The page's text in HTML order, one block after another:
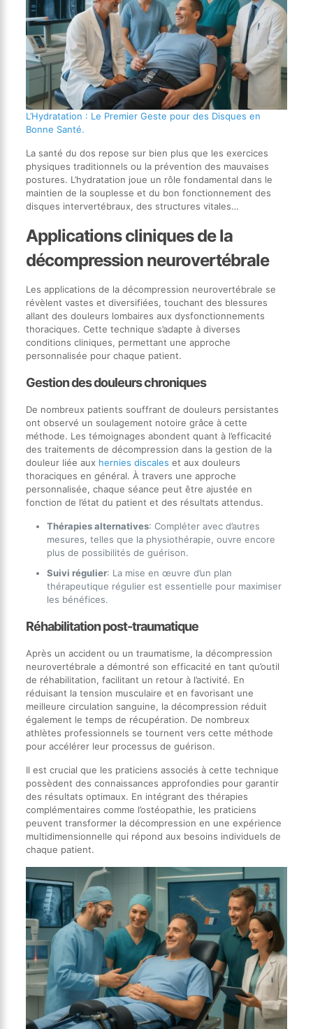
L’Hydratation : Le Premier Geste pour des Disques en
Bonne Santé.
La santé du dos repose sur bien plus que les exercices
physiques traditionnels ou la prévention des mauvaises
postures. L’hydratation joue un rôle fondamental dans le
maintien de la souplesse et du bon fonctionnement des
disques intervertébraux, des structures vitales…
Applications cliniques de la
décompression neurovertébrale
Les applications de la décompression neurovertébrale se
révèlent vastes et diversifiées, touchant des blessures
allant des douleurs lombaires aux dysfonctionnements
thoraciques. Cette technique s’adapte à diverses
conditions cliniques, permettant une approche
personnalisée pour chaque patient.
Gestion des douleurs chroniques
De nombreux patients souffrant de douleurs persistantes
ont observé un soulagement notoire grâce à cette
méthode. Les témoignages abondent quant à l’efficacité
des traitements de décompression dans la gestion de la
douleur liée aux hernies discales et aux douleurs
thoraciques en général. À travers une approche
personnalisée, chaque séance peut être ajustée en
fonction de l’état du patient et des résultats attendus.
Thérapies alternatives: Compléter avec d’autres
mesures, telles que la physiothérapie, ouvre encore
plus de possibilités de guérison.
Suivi régulier: La mise en œuvre d’un plan
thérapeutique régulier est essentielle pour maximiser
les bénéfices.
Réhabilitation post-traumatique
Après un accident ou un traumatisme, la décompression
neurovertébrale a démontré son efficacité en tant qu’outil
de réhabilitation, facilitant un retour à l’activité. En
réduisant la tension musculaire et en favorisant une
meilleure circulation sanguine, la décompression réduit
également le temps de récupération. De nombreux
athlètes professionnels se tournent vers cette méthode
pour accélérer leur processus de guérison.
Il est crucial que les praticiens associés à cette technique
possèdent des connaissances approfondies pour garantir
des résultats optimaux. En intégrant des thérapies
complémentaires comme l’ostéopathie, les praticiens
peuvent transformer la décompression en une expérience
multidimensionnelle qui répond aux besoins individuels de
chaque patient.